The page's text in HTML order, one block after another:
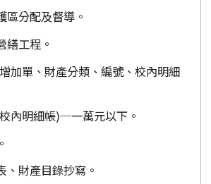
區分配及督導。
繕工程。
加單、財產分類、編號、校內明細
內明細帳)─一萬元以下。
、財產目錄抄寫。